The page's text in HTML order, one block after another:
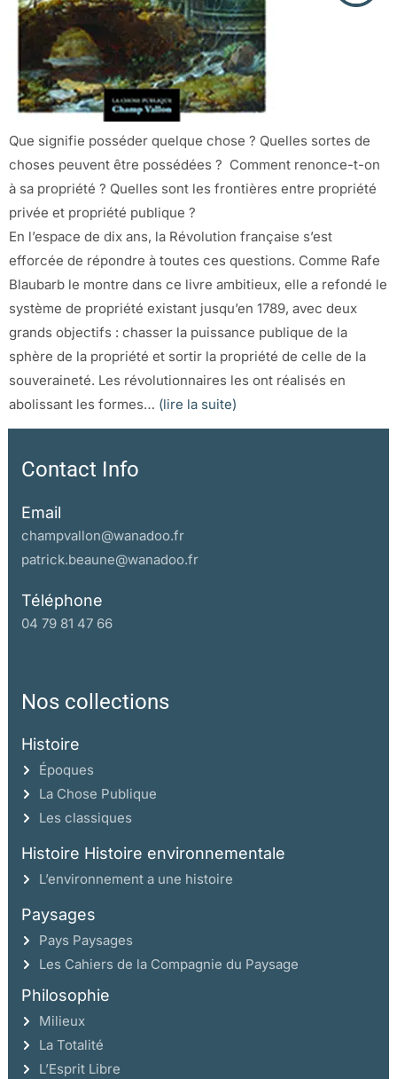
Que signifie posséder quelque chose ? Quelles sortes de
choses peuvent être possédées ? Comment renonce-t-on
à sa propriété ? Quelles sont les frontières entre propriété
privée et propriété publique ?
En l’espace de dix ans, la Révolution française s’est
efforcée de répondre à toutes ces questions. Comme Rafe
Blaubarb le montre dans ce livre ambitieux, elle a refondé le
système de propriété existant jusqu’en 1789, avec deux
grands objectifs : chasser la puissance publique de la
sphère de la propriété et sortir la propriété de celle de la
souveraineté. Les révolutionnaires les ont réalisés en
abolissant les formes… (lire la suite)
Contact Info
Email
champvallon@wanadoo.fr
patrick.beaune@wanadoo.fr
Téléphone
04 79 81 47 66
Nos collections
Histoire
Époques
La Chose Publique
Les classiques
Histoire Histoire environnementale
L’environnement a une histoire
Paysages
Pays Paysages
Les Cahiers de la Compagnie du Paysage
Philosophie
Milieux
La Totalité
L’Esprit Libre